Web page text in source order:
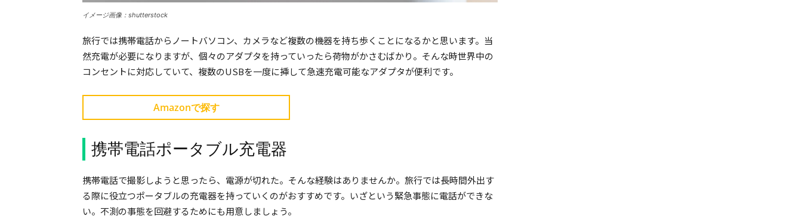
イメージ画像：shutterstock
旅行では携帯電話からノートバソコン、カメラなど複数の機器を持ち歩くことになるかと思います。当
然充電が必要になりますが、個々のアダプタを持っていったら荷物がかさむばかり。そんな時世界中の
コンセントに対応していて、複数のUSBを一度に挿して急速充電可能なアダプタが便利です。
Amazonで探す
携帯電話ポータブル充電器
携帯電話で撮影しようと思ったら、電源が切れた。そんな経験はありませんか。旅行では長時間外出す
る際に役立つポータブルの充電器を持っていくのがおすすめです。いざという緊急事態に電話ができな
い。不測の事態を回避するためにも用意しましょう。